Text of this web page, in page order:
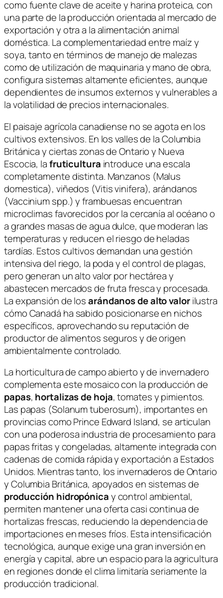
como fuente clave de aceite y harina proteica, con
una parte de la producción orientada al mercado de
exportación y otra a la alimentación animal
doméstica. La complementariedad entre maíz y
soya, tanto en términos de manejo de malezas
como de utilización de maquinaria y mano de obra,
configura sistemas altamente eficientes, aunque
dependientes de insumos externos y vulnerables a
la volatilidad de precios internacionales.
El paisaje agrícola canadiense no se agota en los
cultivos extensivos. En los valles de la Columbia
Británica y ciertas zonas de Ontario y Nueva
Escocia, lafruticultura introduce una escala
completamente distinta. Manzanos (Malus
domestica), viñedos (Vitis vinifera), arándanos
(Vaccinium spp.) y frambuesas encuentran
microclimas favorecidos por la cercanía al océano o
a grandes masas de agua dulce, que moderan las
temperaturas y reducen el riesgo de heladas
tardías. Estos cultivos demandan una gestión
intensiva del riego, la poda y el control de plagas,
pero generan un alto valor por hectárea y
abastecen mercados de fruta fresca y procesada.
La expansión de losarándanos de alto valorilustra
cómo Canadá ha sabido posicionarse en nichos
específicos, aprovechando su reputación de
productor de alimentos seguros y de origen
ambientalmente controlado.
La horticultura de campo abierto y de invernadero
complementa este mosaico con la producción de
papas, hortalizas de hoja, tomates y pimientos.
Las papas (Solanum tuberosum), importantes en
provincias como Prince Edward Island, se articulan
con una poderosa industria de procesamiento para
papas fritas y congeladas, altamente integrada con
cadenas de comida rápida y exportación a Estados
Unidos. Mientras tanto, los invernaderos de Ontario
y Columbia Británica, apoyados en sistemas de
producción hidropónicay control ambiental,
permiten mantener una oferta casi continua de
hortalizas frescas, reduciendo la dependencia de
importaciones en meses fríos. Esta intensificación
tecnológica, aunque exige una gran inversión en
energía y capital, abre un espacio para la agricultura
en regiones donde el clima limitaría seriamente la
producción tradicional.